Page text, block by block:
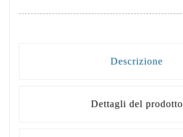
Descrizione
Dettagli del prodotto